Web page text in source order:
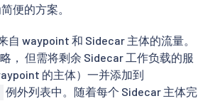
便的方案。
自 waypoint 和 Sidecar 主体的流量。
， 但需将剩余 Sidecar 工作负载的服
的主体）一并添加到
例外列表中。随着每个 Sidecar 主体完